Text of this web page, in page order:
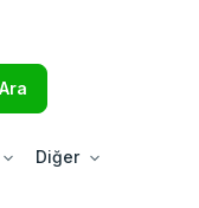
Diğer